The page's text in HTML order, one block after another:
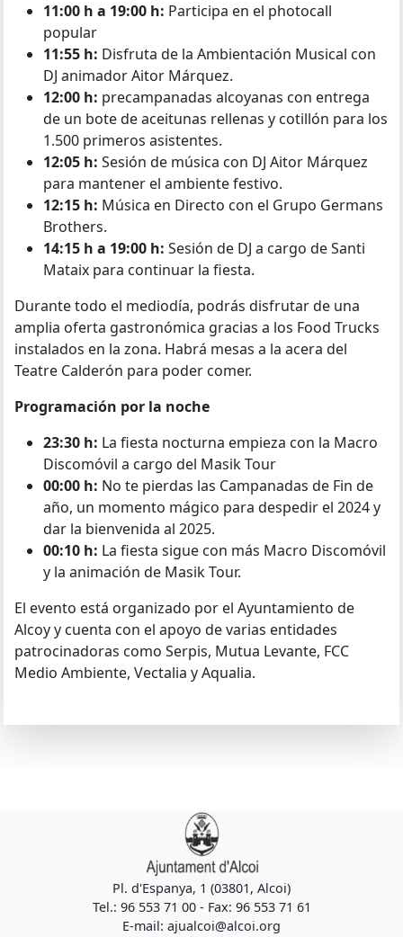
11:00 h a 19:00 h: Participa en el photocall
popular
11:55 h: Disfruta de la Ambientación Musical con
DJ animador Aitor Márquez.
12:00 h: precampanadas alcoyanas con entrega
de un bote de aceitunas rellenas y cotillón para los
1.500 primeros asistentes.
12:05 h: Sesión de música con DJ Aitor Márquez
para mantener el ambiente festivo.
12:15 h: Música en Directo con el Grupo Germans
Brothers.
14:15 h a 19:00 h: Sesión de DJ a cargo de Santi
Mataix para continuar la fiesta.
Durante todo el mediodía, podrás disfrutar de una
amplia oferta gastronómica gracias a los Food Trucks
instalados en la zona. Habrá mesas a la acera del
Teatre Calderón para poder comer.
Programación por la noche
23:30 h: La fiesta nocturna empieza con la Macro
Discomóvil a cargo del Masik Tour
00:00 h: No te pierdas las Campanadas de Fin de
año, un momento mágico para despedir el 2024 y
dar la bienvenida al 2025.
00:10 h: La fiesta sigue con más Macro Discomóvil
y la animación de Masik Tour.
El evento está organizado por el Ayuntamiento de
Alcoy y cuenta con el apoyo de varias entidades
patrocinadoras como Serpis, Mutua Levante, FCC
Medio Ambiente, Vectalia y Aqualia.
Pl. d'Espanya, 1 (03801, Alcoi)
Tel.: 96 553 71 00 - Fax: 96 553 71 61
E-mail: ajualcoi@alcoi.org